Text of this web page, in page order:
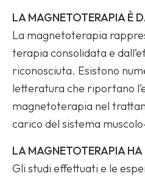
LA MAGNETOTERAPIA È
La magnetoterapia
terapia consolidata e
riconosciuta. Esistono
letteratura che riportano
magnetoterapia nel
carico del sistema
LA MAGNETOTERAPIA
Gli studi effettuati e le